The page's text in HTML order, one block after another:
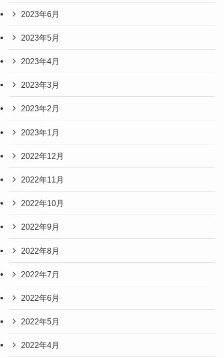
2023年6月
2023年5月
2023年4月
2023年3月
2023年2月
2023年1月
2022年12月
2022年11月
2022年10月
2022年9月
2022年8月
2022年7月
2022年6月
2022年5月
2022年4月